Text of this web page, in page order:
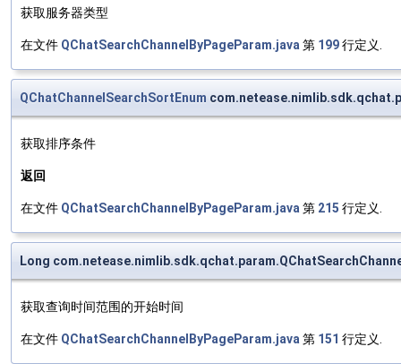
获取服务器类型
在文件 QChatSearchChannelByPageParam.java 第 199行定义.
QChatChannelSearchSortEnum
获取排序条件
返回
在文件 QChatSearchChannelByPageParam.java 第 215 行定义.
Long
获取查询时间范围的开始时间
在文件 QChatSearchChannelByPageParam.java 第 151 行定义.